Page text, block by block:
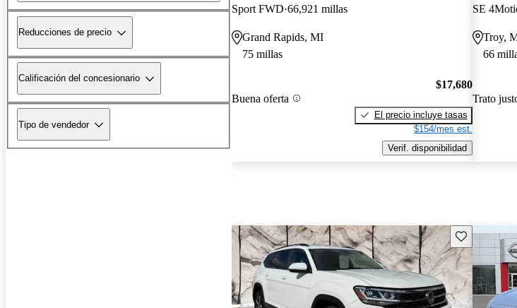
Reducciones de precio
Calificación del concesionario
Tipo de vendedor
Sport FWD 66,921 millas
Grand Rapids, MI
75 millas
Buena oferta
$17,680
El precio incluye tasas
$154/mes est.
Verif. disponibilidad
SE
Troy,
66
Trato
Guarda este